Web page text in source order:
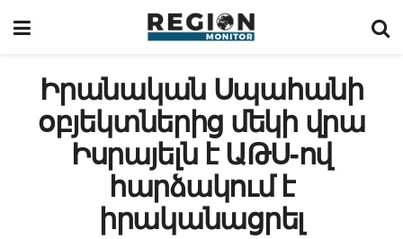
Իրանական Սպահանի
օբյեկտներից մեկի վրա
Իսրայելն է ԱԹՍ-ով
հարձակում է
իրականացրել